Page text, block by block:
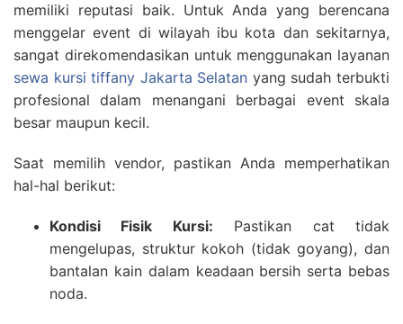
memiliki reputasi baik. Untuk Anda yang berencana
menggelar event di wilayah ibu kota dan sekitarnya,
sangat direkomendasikan untuk menggunakan layanan
sewa kursi tiffany Jakarta Selatan yang sudah terbukti
profesional dalam menangani berbagai event skala
besar maupun kecil.
Saat memilih vendor, pastikan Anda memperhatikan
hal-hal berikut:
Kondisi Fisik Kursi: Pastikan cat tidak
mengelupas, struktur kokoh (tidak goyang), dan
bantalan kain dalam keadaan bersih serta bebas
noda.